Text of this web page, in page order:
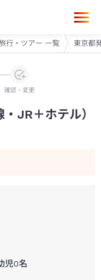
行・ツアー 一覧 東京都
確認・変更
JR＋ホテル）
児0名